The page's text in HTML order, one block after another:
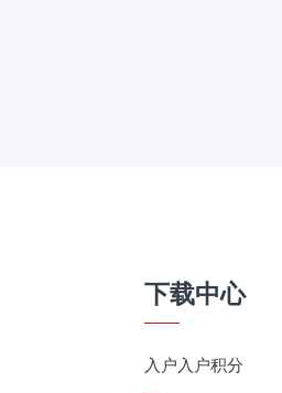
下载中心
入户入户积分